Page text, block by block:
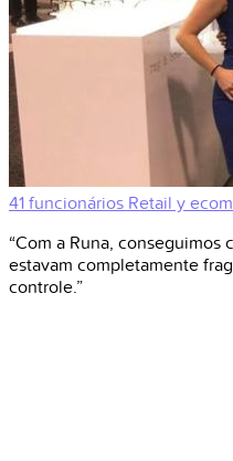
41 funcionários Retail y
“Com a Runa, conseguimos
estavam completamente
controle.”